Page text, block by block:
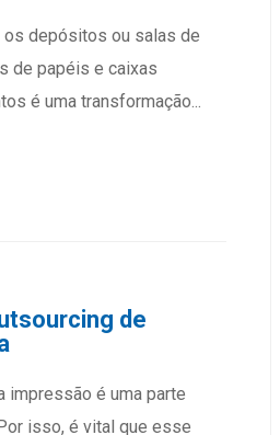
os depósitos ou salas de
de papéis e caixas
é uma transformação...
de
impressão é uma parte
isso, é vital que esse